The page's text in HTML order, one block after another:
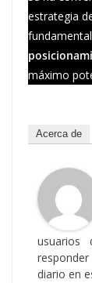
estrategia
máximo
Acerca de
usuarios
diario en